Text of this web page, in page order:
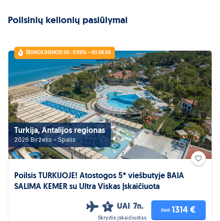
Poilsinių kelionių pasiūlymai
ŠEIMOS DIENOS! IKI -11.99% – IKI 08.06
Turkija, Antalijos regionas
2026 Birželis - Spalis
Poilsis TURKIJOJE! Atostogos 5* viešbutyje BAIA
SALIMA KEMER su Ultra Viskas Įskaičiuota
5 UAI 7n.
Skrydis įskaičiuotas
nuo 1314 €